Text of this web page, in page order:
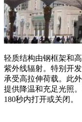
轻质结构由钢框架和
紫外线辐射。特别开
承受高拉伸荷载。此
提供降温和充足光照
180秒内打开或关闭。